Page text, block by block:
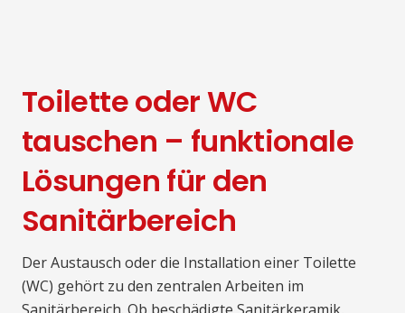
Toilette oder WC
tauschen – funktionale
Lösungen für den
Sanitärbereich
Der Austausch oder die Installation einer Toilette
(WC) gehört zu den zentralen Arbeiten im